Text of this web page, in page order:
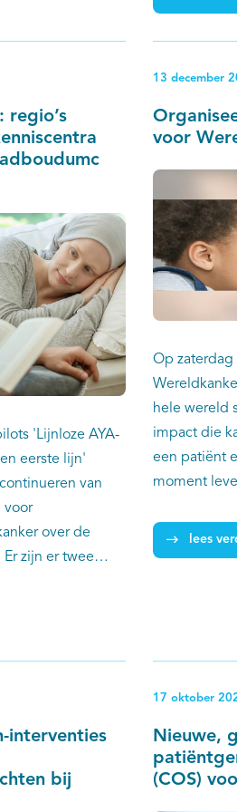
verbinden.
Franse
kwaliteit van
realiseren
na kanker,
zal er dus
kunnen op
leren en
regio’s
'Lijnloze AYA-
eerste lijn'
van
voor
over de
zijn er twee
om de
die reeds in
13 december
voor
Op zaterdag
hele wereld
impact die
een patiënt
moment
wordt alleen
hun leven
organiseren
lees
interventies
bij
17 oktober
Nieuwe,
(COS)